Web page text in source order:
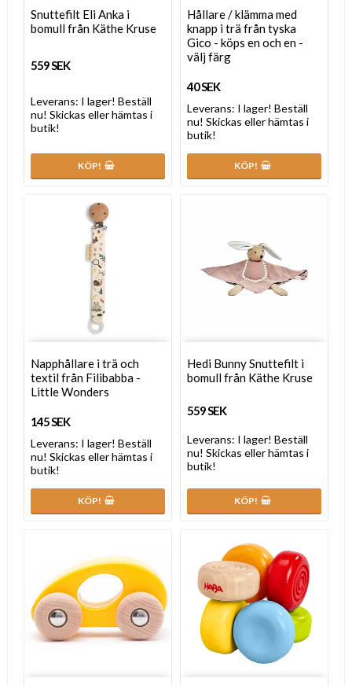
Snuttefilt Eli Anka i
bomull från Käthe Kruse
559 SEK
Leverans: I lager! Beställ
nu! Skickas eller hämtas i
butik!
KÖP!
Hållare / klämma med
knapp i trä från tyska
Gico - köps en och en -
välj färg
40 SEK
Leverans: I lager! Beställ
nu! Skickas eller hämtas i
butik!
KÖP!
Napphållare i trä och
textil från Filibabba -
Little Wonders
145 SEK
Leverans: I lager! Beställ
nu! Skickas eller hämtas i
butik!
KÖP!
Hedi Bunny Snuttefilt i
bomull från Käthe Kruse
559 SEK
Leverans: I lager! Beställ
nu! Skickas eller hämtas i
butik!
KÖP!